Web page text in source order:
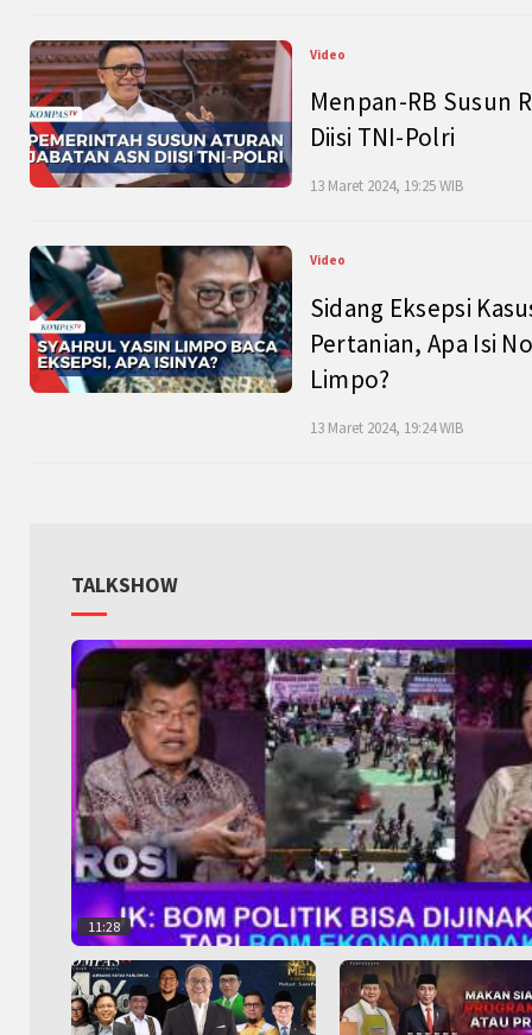
Video
Menpan-RB Susun
Diisi TNI-Polri
13 Maret 2024, 19:25 WIB
Video
Sidang Eksepsi
Pertanian, Apa Isi
Limpo?
13 Maret 2024, 19:24 WIB
TALKSHOW
11:28